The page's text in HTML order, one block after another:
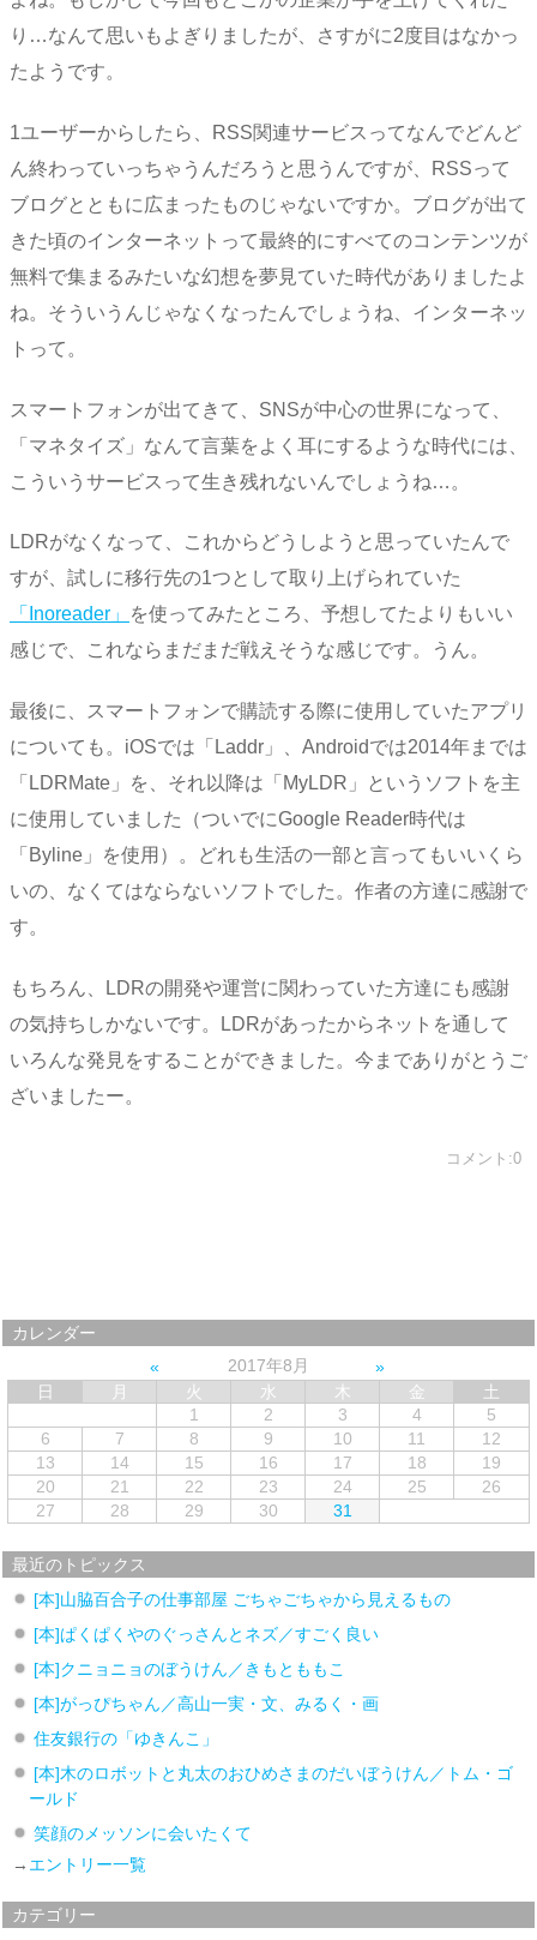
り…なんて思いもよぎりましたが、さすがに2度目はなかっ
たようです。
1ユーザーからしたら、RSS関連サービスってなんでどんど
ん終わっていっちゃうんだろうと思うんですが、RSSって
ブログとともに広まったものじゃないですか。ブログが出て
きた頃のインターネットって最終的にすべてのコンテンツが
無料で集まるみたいな幻想を夢見ていた時代がありましたよ
ね。そういうんじゃなくなったんでしょうね、インターネッ
トって。
スマートフォンが出てきて、SNSが中心の世界になって、
「マネタイズ」なんて言葉をよく耳にするような時代には、
こういうサービスって生き残れないんでしょうね…。
LDRがなくなって、これからどうしようと思っていたんで
すが、試しに移行先の1つとして取り上げられていた
「Inoreader」
を使ってみたところ、予想してたよりもいい
感じで、これならまだまだ戦えそうな感じです。うん。
最後に、スマートフォンで購読する際に使用していたアプリ
についても。iOSでは「Laddr」、Androidでは2014年までは
「LDRMate」を、それ以降は「MyLDR」というソフトを主
に使用していました（ついでにGoogle Reader時代は
「Byline」を使用）。どれも生活の一部と言ってもいいくら
いの、なくてはならないソフトでした。作者の方達に感謝で
す。
もちろん、LDRの開発や運営に関わっていた方達にも感謝
の気持ちしかないです。LDRがあったからネットを通して
いろんな発見をすることができました。今までありがとうご
ざいましたー。
コメント:0
カレンダー
2017年8月
日
月 火 水 木 金
土
1
2 3 4
5
6
7 8 9 10 11
12
13
14 15 16 17 18
19
20
21 22 23 24 25
26
27
28 29 30 31
最近のトピックス
[本]山脇百合子の仕事部屋 ごちゃごちゃから見えるもの
[本]ぱくぱくやのぐっさんとネズ／すごく良い
[本]クニョニョのぼうけん／きもとももこ
[本]がっぴちゃん／高山一実・文、みるく・画
住友銀行の「ゆきんこ」
[本]木のロボットと丸太のおひめさまのだいぼうけん／トム・ゴ
ールド
笑顔のメッソンに会いたくて
→ エントリー一覧
カテゴリー